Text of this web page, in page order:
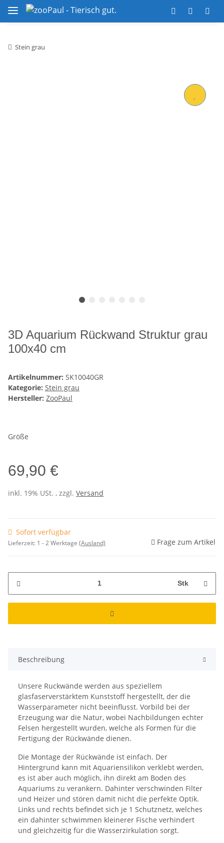
Stein grau
3D Aquarium Rückwand Struktur grau
100x40 cm
Artikelnummer: SK10040GR
Kategorie: Stein grau
Hersteller: ZooPaul
Größe
69,90 €
inkl. 19% USt. , zzgl. Versand
Sofort verfügbar
Lieferzeit: 1 - 2 Werktage (Ausland) Frage zum Artikel
Stk
Beschreibung
Unsere Ruckwände werden aus speziellem
glasfaserverstärktem Kunststoff hergestellt, der die
Wasserparameter nicht beeinflusst. Vorbild bei der
Erzeugung war die Natur, wobei Nachbildungen echter
Felsen hergestellt wurden, welche als Formen für die
Fertigung der Rückwände dienen.
Die Montage der Rückwände ist einfach. Der
Hintergrund kann mit Aquariensilikon verklebt werden,
es ist aber auch möglich, ihn direkt am Boden des
Aquariums zu verankern. Dahinter verschwinden Filter
und Heizer und stören damit nicht die perfekte Optik.
Links und rechts befindet sich je 1 Schutznetz, welches
ein dahinter schwimmen kleinerer Fische verhindert
und gleichzeitig für die Wasserzirkulation sorgt.